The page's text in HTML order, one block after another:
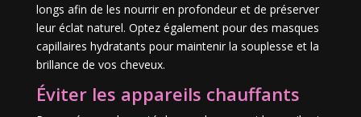
longs afin de les nourrir en profondeur et de préserver
leur éclat naturel. Optez également pour des masques
capillaires hydratants pour maintenir la souplesse et la
brillance de vos cheveux.
Éviter les appareils chauffants